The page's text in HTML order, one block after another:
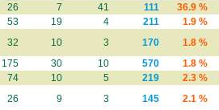
26 7 41 111
36.9 %
53 19 4 211
1.9 %
32 10 3 170
1.8 %
175 30 10 570
1.8 %
74 10 5 219
2.3 %
26 9 3 145
2.1 %